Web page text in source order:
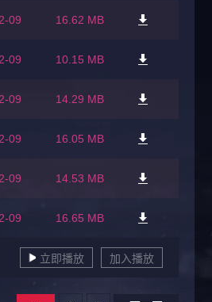
09 16.62 MB
09 10.15 MB
09 14.29 MB
09 16.05 MB
09 14.53 MB
09 16.65 MB
立即播放 加入播放